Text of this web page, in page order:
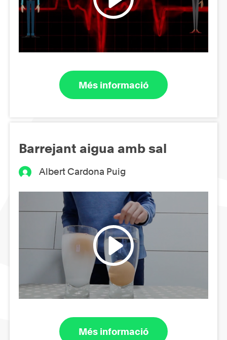
Més informació
Barrejant aigua amb sal
Albert Cardona Puig
Més informació